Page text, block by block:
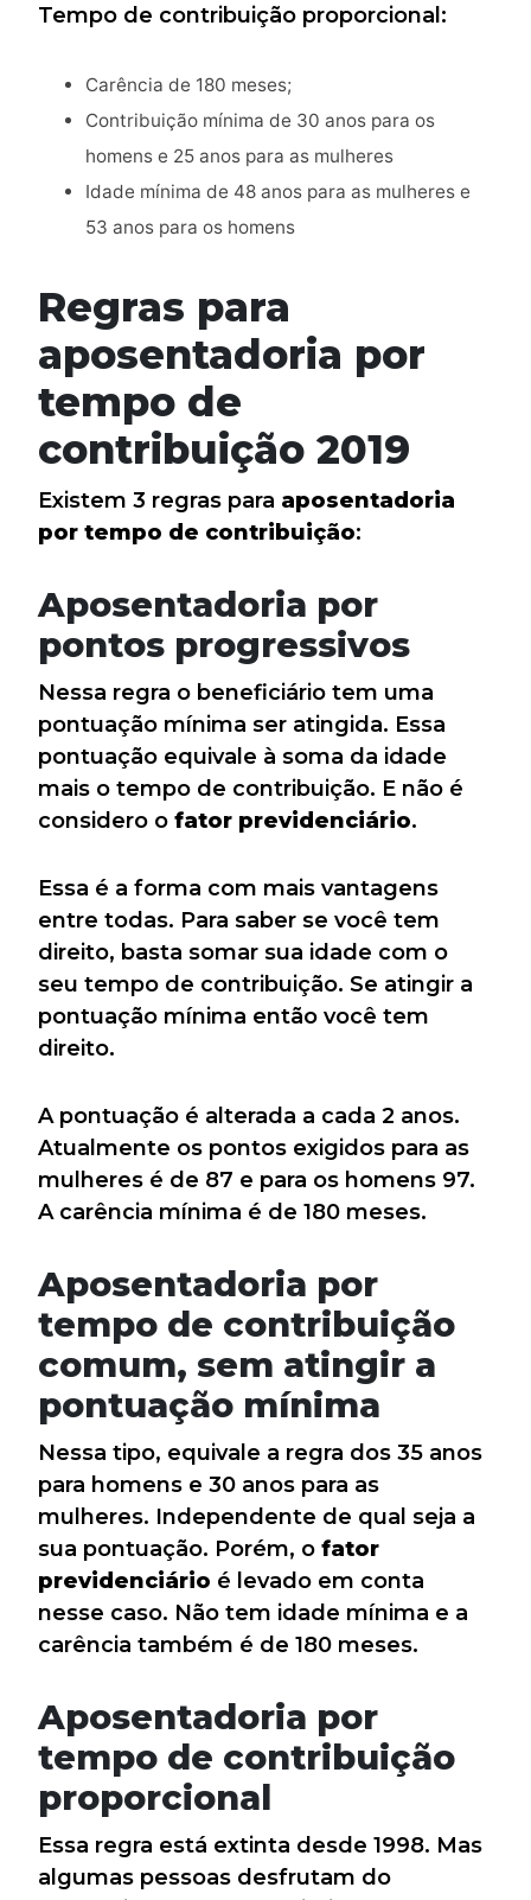
Tempo de contribuição proporcional:
Carência de 180 meses;
Contribuição mínima de 30 anos para os
homens e 25 anos para as mulheres
Idade mínima de 48 anos para as mulheres e
53 anos para os homens
Regras para
aposentadoria por
tempo de
contribuição 2019
Existem 3 regras para aposentadoria
por tempo de contribuição:
Aposentadoria por
pontos progressivos
Nessa regra o beneficiário tem uma
pontuação mínima ser atingida. Essa
pontuação equivale à soma da idade
mais o tempo de contribuição. E não é
considero o fator previdenciário.
Essa é a forma com mais vantagens
entre todas. Para saber se você tem
direito, basta somar sua idade com o
seu tempo de contribuição. Se atingir a
pontuação mínima então você tem
direito.
A pontuação é alterada a cada 2 anos.
Atualmente os pontos exigidos para as
mulheres é de 87 e para os homens 97.
A carência mínima é de 180 meses.
Aposentadoria por
tempo de contribuição
comum, sem atingir a
pontuação mínima
Nessa tipo, equivale a regra dos 35 anos
para homens e 30 anos para as
mulheres. Independente de qual seja a
sua pontuação. Porém, o fator
previdenciário é levado em conta
nesse caso. Não tem idade mínima e a
carência também é de 180 meses.
Aposentadoria por
tempo de contribuição
proporcional
Essa regra está extinta desde 1998. Mas
algumas pessoas desfrutam do